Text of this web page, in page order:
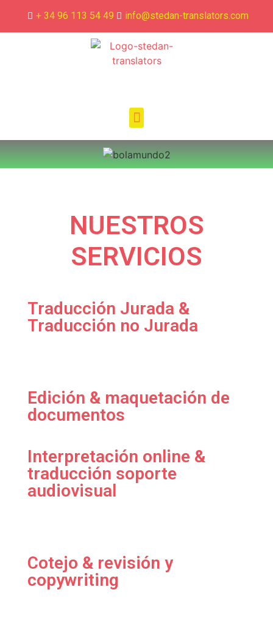
+ 34 96 113 54 49 info@stedan-translators.com
NUESTROS
SERVICIOS
Traducción Jurada &
Traducción no Jurada
Edición & maquetación de
documentos
Interpretación online &
traducción soporte
audiovisual
Cotejo & revisión y
copywriting